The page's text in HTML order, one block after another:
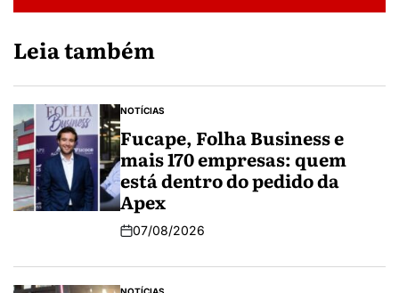
Leia também
NOTÍCIAS
Fucape, Folha Business e
mais 170 empresas: quem
está dentro do pedido da
Apex
07/08/2026